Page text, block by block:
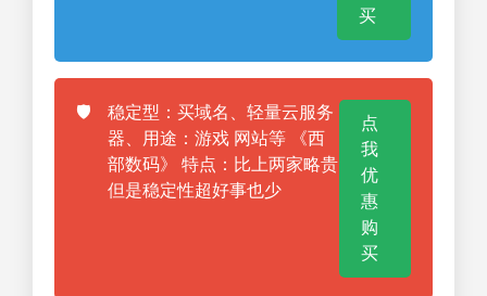
买
🛡️
稳定型：买域名、轻量云服务
器、用途：游戏 网站等 《西
部数码》 特点：比上两家略贵
但是稳定性超好事也少
点
我
优
惠
购
买